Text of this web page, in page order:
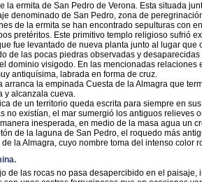
la ermita de San Pedro de Verona. Esta situada
denominado de San Pedro, zona de
de la ermita se han encontrado sepulturas con
pretéritos. Este primitivo templo religioso sufrió
fue levantado de nueva planta junto al lugar
de las pocas piedras observadas y
dominio visigodo. En las mencionadas
antiquísima, labrada en forma de cruz.
arranca la empinada Cuesta de la Almagra que
y alcanzala cueva.
de un territorio queda escrita para siempre en
no existían, el mar sumergió los antiguos relieves
inesperada, en medio de la masa agua un
de la laguna de San Pedro, el roquedo más
de la Almagra, cuyo nombre toma del intenso color
de las rocas no pasa desapercibido en el